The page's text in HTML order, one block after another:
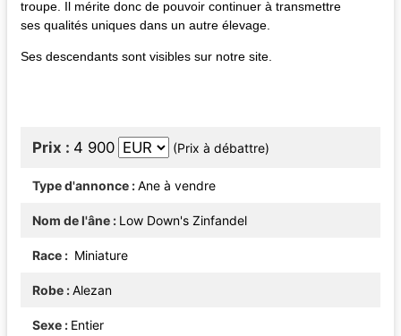
troupe. Il mérite donc de pouvoir continuer à transmettre
ses qualités uniques dans un autre élevage.
Ses descendants sont visibles sur notre site.
Prix 4 900 (Prix à débattre)
Type d'annonce Ane à vendre
Nom de l'âne Low Down's Zinfandel
Race Miniature
Robe Alezan
Sexe Entier